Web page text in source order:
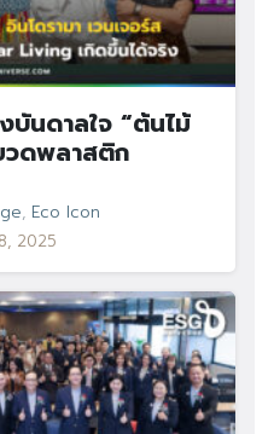
บันดาลใจ “ต้นไม้
วดพลาสติก
, Eco Icon
2025